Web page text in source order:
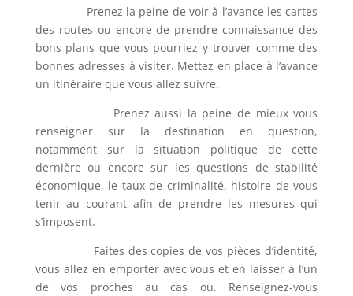
Prenez la peine de voir à l’avance les cartes
des routes ou encore de prendre connaissance des
bons plans que vous pourriez y trouver comme des
bonnes adresses à visiter. Mettez en place à l’avance
un itinéraire que vous allez suivre.
Prenez aussi la peine de mieux vous
renseigner sur la destination en question,
notamment sur la situation politique de cette
dernière ou encore sur les questions de stabilité
économique, le taux de criminalité, histoire de vous
tenir au courant afin de prendre les mesures qui
s’imposent.
Faites des copies de vos pièces d’identité,
vous allez en emporter avec vous et en laisser à l’un
de vos proches au cas où. Renseignez-vous